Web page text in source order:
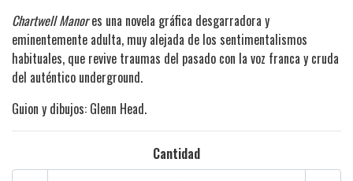
Chartwell Manores una novela gráfica desgarradora y
eminentemente adulta, muy alejada de los sentimentalismos
habituales, que revive traumas del pasado con la voz franca y cruda
del auténtico underground.
Guion y dibujos: Glenn Head.
Cantidad